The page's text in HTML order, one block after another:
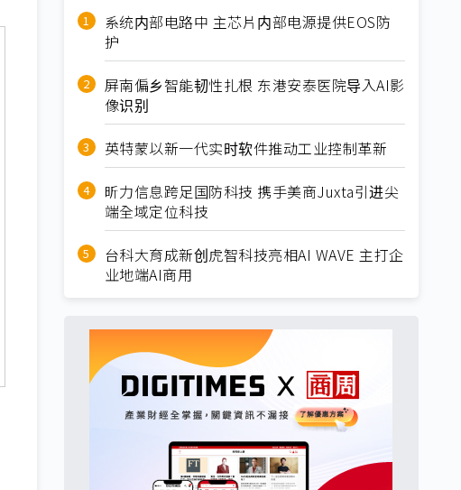
系统内部电路中 主芯片内部电源提供EOS防
护
屏南偏乡智能韧性扎根 东港安泰医院导入AI影
像识别
英特蒙以新一代实时软件推动工业控制革新
昕力信息跨足国防科技 携手美商Juxta引进尖
端全域定位科技
台科大育成新创虎智科技亮相AI WAVE 主打企
业地端AI商用